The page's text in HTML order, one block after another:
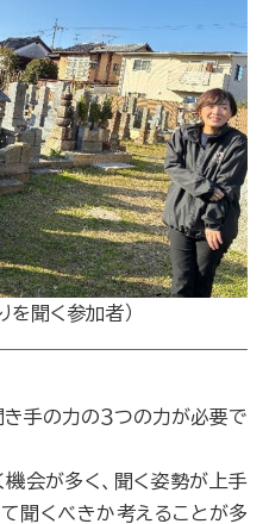
を聞く参加者）
き手の力の３つの力が必要で
会が多く、聞く姿勢が上手
聞くべきか考えることが多